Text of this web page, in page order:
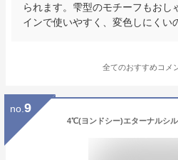
られます。雫型のモチーフもおし
インで使いやすく、変色しにくい
全てのおすすめコメ
no. 9
4℃(ヨンドシー)エターナルシ